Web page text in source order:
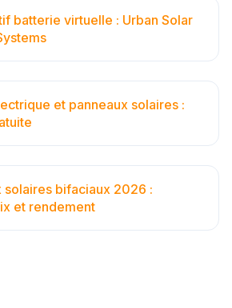
batterie virtuelle : Urban Solar
et panneaux solaires :
solaires bifaciaux 2026 :
et rendement